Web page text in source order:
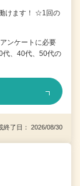
けます！ ☆1回の
ンケートに必要
、40代、50代の
了日： 2026/08/30